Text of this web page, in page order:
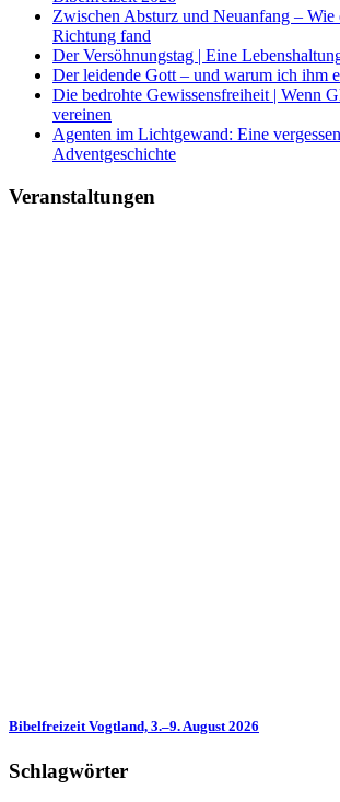
Zwischen Absturz und Neuanfang – Wie
Richtung fand
Der Versöhnungstag | Eine
Der leidende Gott – und warum ich ihm
Die bedrohte Gewissensfreiheit | Wenn
vereinen
Agenten im Lichtgewand: Eine
Adventgeschichte
Veranstaltungen
Bibelfreizeit Vogtland, 3.–9. August 2026
Schlagwörter